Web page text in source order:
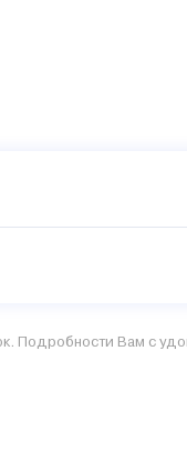
Подробности Вам с